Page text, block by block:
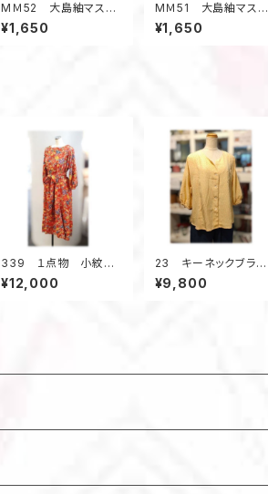
MＭ52 大島紬マスク
（Ｍサイズ・グレー系・絣
風柄）
¥1,650
MＭ51 大島紬マスク
（Ｍサイズ・黒系・アール
デコ風柄）
¥1,650
339 １点物 小紋柄
着物 ワンピース マ
ーメイドシルエット 着
¥12,000
23 キーネックブラウ
ス 前開きブラウス
着物アップサイクル オ
¥9,800